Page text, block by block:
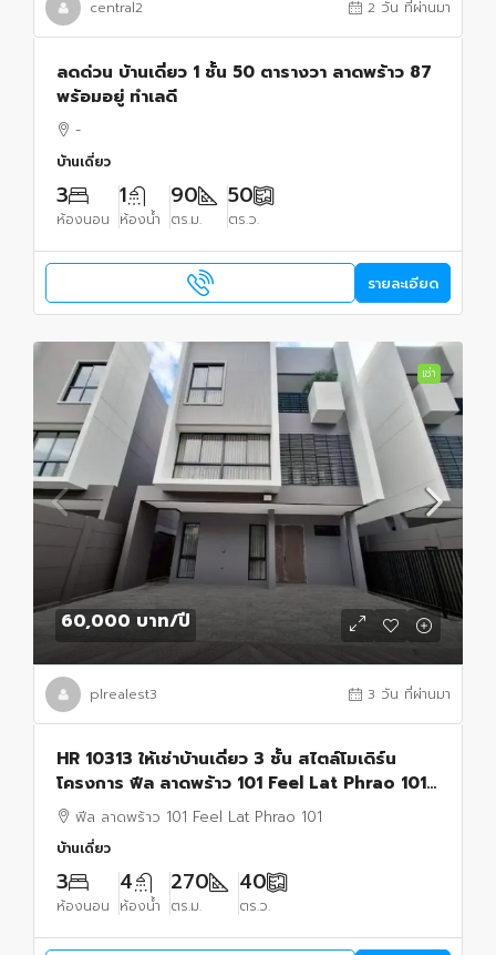
central2 2 วัน ที่ผ่านมา
ลดด่วน บ้านเดี่ยว 1 ชั้น 50 ตารางวา ลาดพร้าว 87
พร้อมอยู่ ทำเลดี
-
บ้านเดี่ยว
3
ห้องนอน
1
ห้องน้ำ
90
ตร.ม.
50
ตร.ว.
รายละเอียด
เช่า
60,000 บาท/ปี
plrealest3 3 วัน ที่ผ่านมา
HR 10313 ให้เช่าบ้านเดี่ยว 3 ชั้น สไตล์โมเดิร์น
โครงการ ฟีล ลาดพร้าว 101 Feel Lat Phrao 101
ใกล้รถไฟฟ้าลาดพร้าว 101
ฟีล ลาดพร้าว 101 Feel Lat Phrao 101
บ้านเดี่ยว
3
ห้องนอน
4
ห้องน้ำ
270
ตร.ม.
40
ตร.ว.